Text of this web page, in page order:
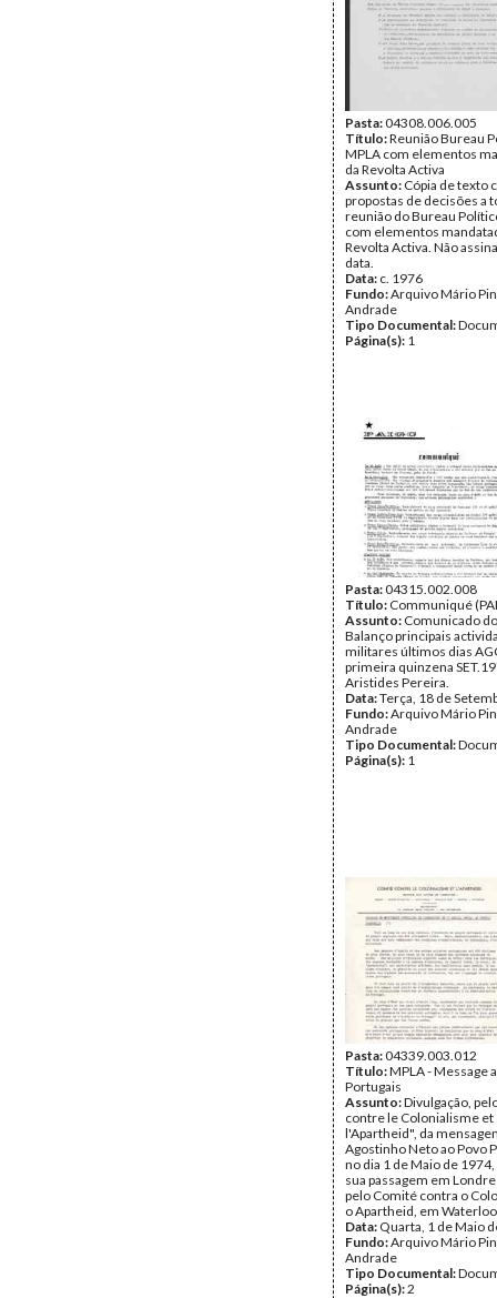
Pasta:04308.006.005
Título:Reunião Bureau
MPLA com elementos
da Revolta Activa
Assunto: Cópia de texto
propostas de decisões a
reunião do Bureau
com elementos
Revolta Activa. Não
data.
Data: c. 1976
Fundo:Arquivo Mário
Andrade
Tipo Documental:
Página(s): 1
Pasta:04315.002.008
Título: Communiqué
Assunto: Comunicado
Balanço principais
militares últimos dias
primeira quinzena
Aristides Pereira.
Data:Terça, 18 de
Fundo:Arquivo Mário
Andrade
Tipo Documental:
Página(s): 1
Pasta:04339.003.012
Título:MPLA - Message
Portugais
Assunto:Divulgação,
contre le Colonialisme et
l'Apartheid", da
Agostinho Neto ao Povo
no dia 1 de Maio de
sua passagem em
pelo Comité contra o
o Apartheid, em
Data: Quarta, 1 de Maio
Fundo:Arquivo Mário
Andrade
Tipo Documental:
Página(s):2